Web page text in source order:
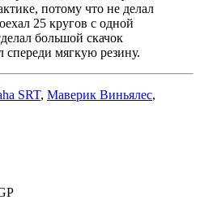
потому что не делал
25 кругов с одной
большой скачок
спереди мягкую резину.
SRT, Маверик Виньялес,